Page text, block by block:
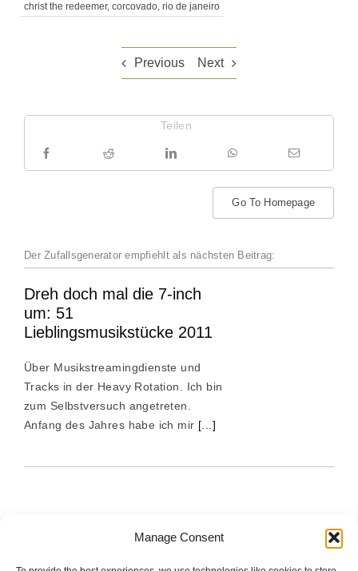
Manage Consent
christ the redeemer, corcovado, rio de janeiro
Previous Next
Teilen
Go To Homepage
Der Zufallsgenerator empfiehlt als nächsten Beitrag:
Dreh doch mal die 7-inch
um: 51
Lieblingsmusikstücke 2011
Über Musikstreamingdienste und
Tracks in der Heavy Rotation. Ich bin
zum Selbstversuch angetreten.
Anfang des Jahres habe ich mir [...]